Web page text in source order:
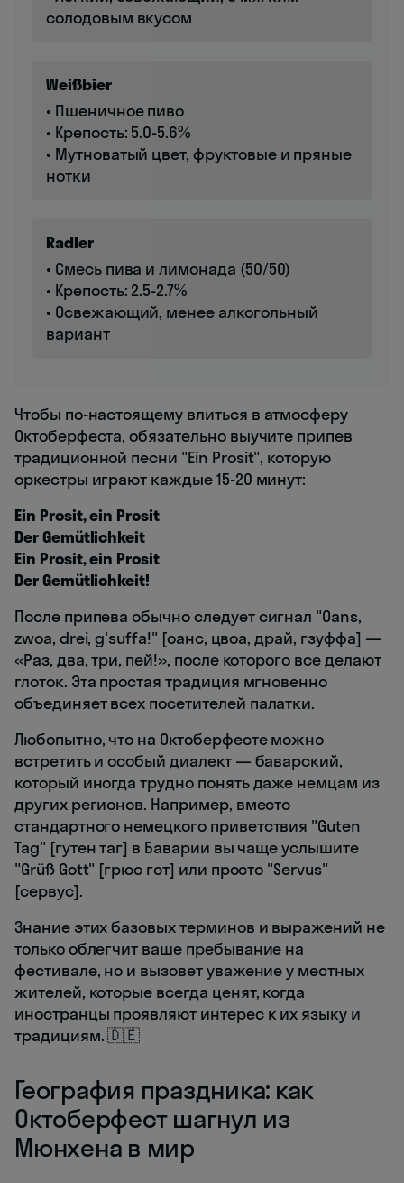
солодовым вкусом
Weißbier
• Пшеничное пиво
• Крепость: 5.0-5.6%
• Мутноватый цвет, фруктовые и пряные
нотки
Radler
• Смесь пива и лимонада (50/50)
• Крепость: 2.5-2.7%
• Освежающий, менее алкогольный
вариант
Чтобы по-настоящему влиться в атмосферу
Октоберфеста, обязательно выучите припев
традиционной песни "Ein Prosit", которую
оркестры играют каждые 15-20 минут:
Ein Prosit, ein Prosit
Der Gemütlichkeit
Ein Prosit, ein Prosit
Der Gemütlichkeit!
После припева обычно следует сигнал "Oans,
zwoa, drei, g'suffa!" [оанс, цвоа, драй, гзуффа] —
«Раз, два, три, пей!», после которого все делают
глоток. Эта простая традиция мгновенно
объединяет всех посетителей палатки.
Любопытно, что на Октоберфесте можно
встретить и особый диалект — баварский,
который иногда трудно понять даже немцам из
других регионов. Например, вместо
стандартного немецкого приветствия "Guten
Tag" [гутен таг] в Баварии вы чаще услышите
"Grüß Gott" [грюс гот] или просто "Servus"
[сервус].
Знание этих базовых терминов и выражений не
только облегчит ваше пребывание на
фестивале, но и вызовет уважение у местных
жителей, которые всегда ценят, когда
иностранцы проявляют интерес к их языку и
традициям. 🇩🇪
География праздника: как
Октоберфест шагнул из
Мюнхена в мир